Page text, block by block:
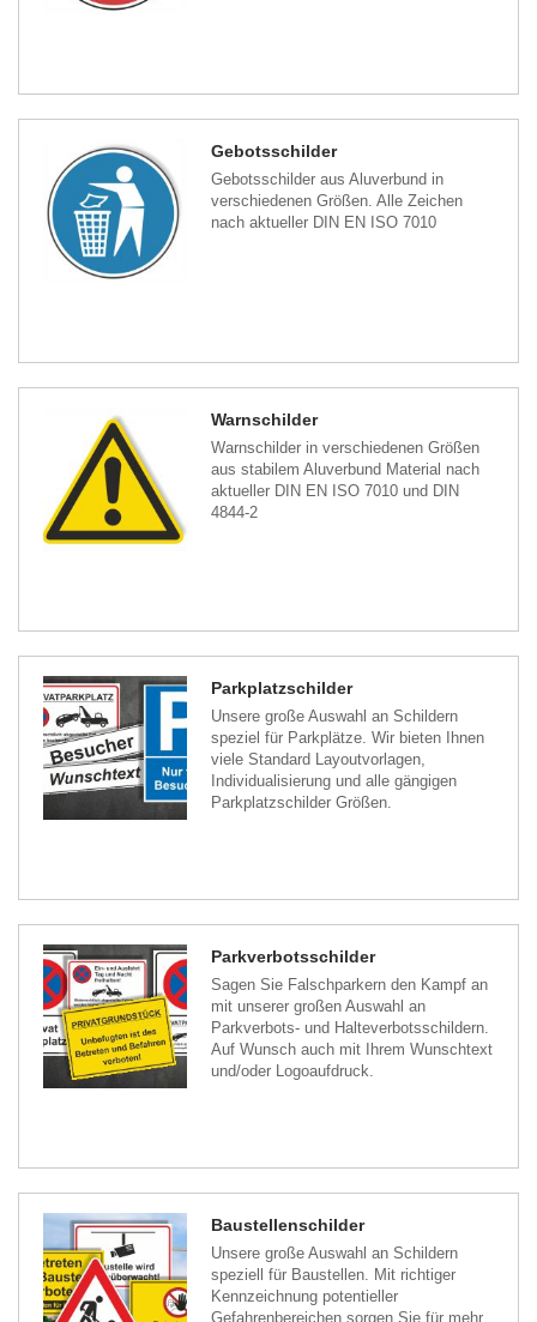
Gebotsschilder
Gebotsschilder aus Aluverbund in
verschiedenen Größen. Alle Zeichen
nach aktueller DIN EN ISO 7010
Warnschilder
Warnschilder in verschiedenen Größen
aus stabilem Aluverbund Material nach
aktueller DIN EN ISO 7010 und DIN
4844-2
Parkplatzschilder
Unsere große Auswahl an Schildern
speziel für Parkplätze. Wir bieten Ihnen
viele Standard Layoutvorlagen,
Individualisierung und alle gängigen
Parkplatzschilder Größen.
Parkverbotsschilder
Sagen Sie Falschparkern den Kampf an
mit unserer großen Auswahl an
Parkverbots- und Halteverbotsschildern.
Auf Wunsch auch mit Ihrem Wunschtext
und/oder Logoaufdruck.
Baustellenschilder
Unsere große Auswahl an Schildern
speziell für Baustellen. Mit richtiger
Kennzeichnung potentieller
Gefahrenbereichen sorgen Sie für mehr